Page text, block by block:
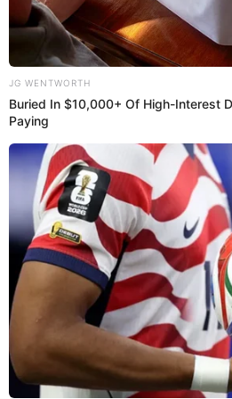
Videos
Mónica Torres dice SU
expuesta por dar
'Víboras' en ‘La granja
Mónica Torres fue cuestionada en
streaming 'Q’Bochinche' sobre el
protagonizó en el programa 'La
las sobras de un almuerzo para
las integrantes de las 'Víboras',
Samahara Lobatón. Sin embargo,
sido para ellas. ¿Será verdad?
17 de junio de 2026